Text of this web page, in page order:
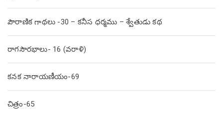
పౌరాణిక గాథలు -30 – కనీస ధర్మము – శ్వేతుడు కథ
రాగసౌరభాలు- 16 (వరాళి)
కనక నారాయణీయం-69
చిత్రం-65